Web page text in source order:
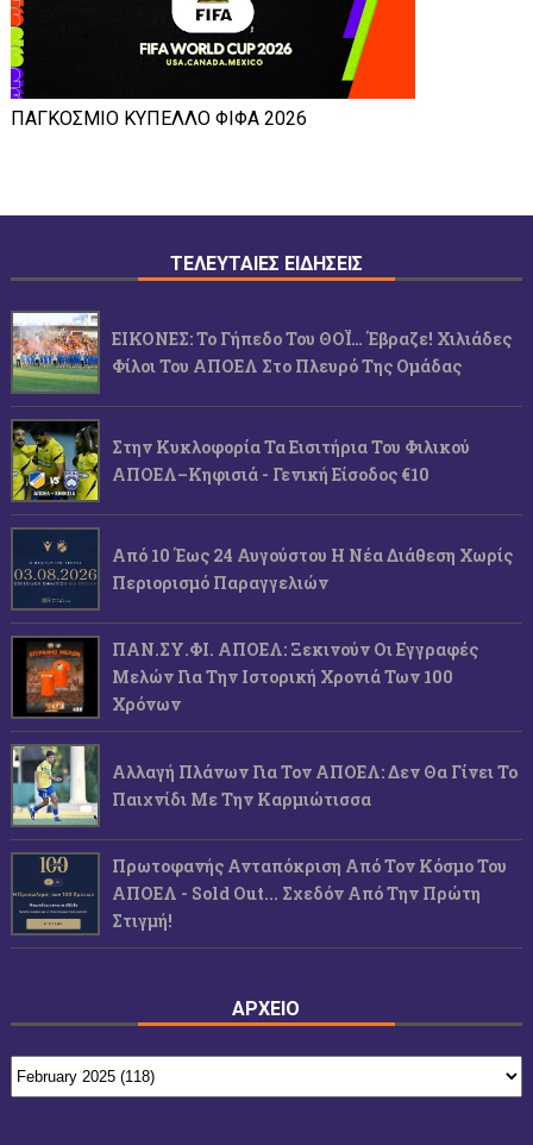
ΠΑΓΚΟΣΜΙΟ ΚΥΠΕΛΛΟ ΦΙΦΑ 2026
ΤΕΛΕΥΤΑΙΕΣ ΕΙΔΗΣΕΙΣ
ΕΙΚΟΝΕΣ: Το Γήπεδο Του ΘΟΪ… Έβραζε! Χιλιάδες
Φίλοι Του ΑΠΟΕΛ Στο Πλευρό Της Ομάδας
Στην Κυκλοφορία Τα Εισιτήρια Του Φιλικού
ΑΠΟΕΛ–Κηφισιά - Γενική Είσοδος €10
Από 10 Έως 24 Αυγούστου Η Νέα Διάθεση Χωρίς
Περιορισμό Παραγγελιών
ΠΑΝ.ΣΥ.ΦΙ. ΑΠΟΕΛ: Ξεκινούν Οι Εγγραφές
Μελών Για Την Ιστορική Χρονιά Των 100
Χρόνων
Αλλαγή Πλάνων Για Τον ΑΠΟΕΛ: Δεν Θα Γίνει Το
Παιχνίδι Με Την Καρμιώτισσα
Πρωτοφανής Ανταπόκριση Από Τον Κόσμο Του
ΑΠΟΕΛ - Sold Out... Σχεδόν Από Την Πρώτη
Στιγμή!
ΑΡΧΕΙΟ